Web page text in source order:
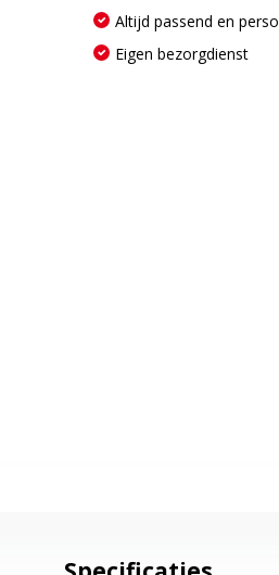
Altijd passend en
Eigen bezorgdienst